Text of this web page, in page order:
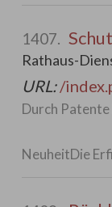
1407.
Rathaus-
URL: /
Durch
NeuheitDie